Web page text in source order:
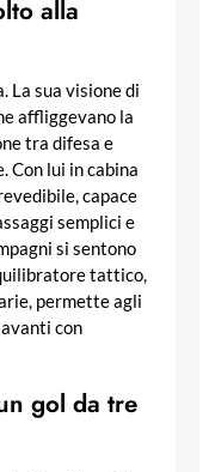
alla
La sua visione di
affliggevano la
tra difesa e
Con lui in cabina
capace
semplici e
si sentono
tattico,
permette agli
con
gol da tre